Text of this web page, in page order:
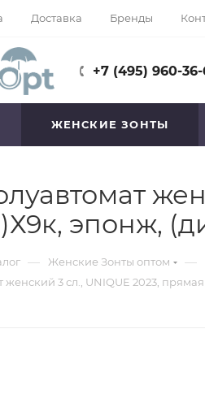
Доставка Бренды
+7 (495) 960-
ЖЕНСКИЕ ЗОНТЫ
эпонж,
— Женские Зонты оптом —
женский 3 сл., UNIQUE 2023,